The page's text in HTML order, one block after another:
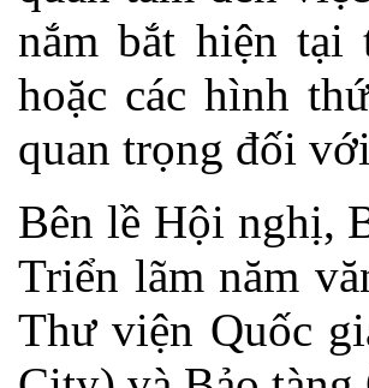
nắm bắt hiện tại
hoặc các hình
quan trọng đối
Bên lề Hội nghị,
Triển lãm năm
Thư viện Quốc